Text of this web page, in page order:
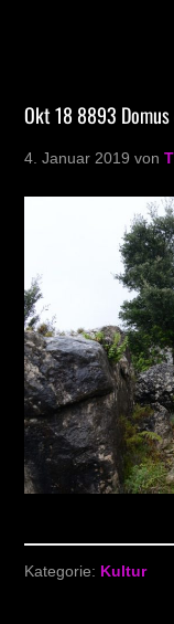
Okt 18 8893 Domus
4. Januar 2019 von
Kategorie: Kultur